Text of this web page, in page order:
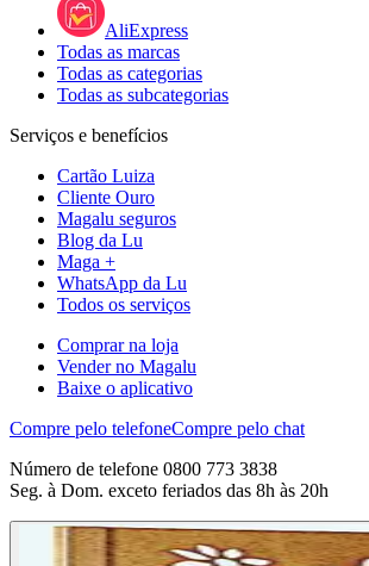
AliExpress
Todas as marcas
Todas as categorias
Todas as subcategorias
Serviços e benefícios
Cartão Luiza
Cliente Ouro
Magalu seguros
Blog da Lu
Maga +
WhatsApp da Lu
Todos os serviços
Comprar na loja
Vender no Magalu
Baixe o aplicativo
Compre pelo telefoneCompre pelo chat
Número de telefone 0800 773 3838
Seg. à Dom. exceto feriados das 8h às 20h